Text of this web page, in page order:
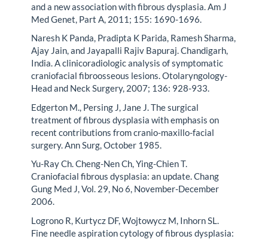
and a new association with fibrous dysplasia. Am J
Med Genet, Part A, 2011; 155: 1690-1696.
Naresh K Panda, Pradipta K Parida, Ramesh Sharma,
Ajay Jain, and Jayapalli Rajiv Bapuraj. Chandigarh,
India. A clinicoradiologic analysis of symptomatic
craniofacial fibroosseous lesions. Otolaryngology-
Head and Neck Surgery, 2007; 136: 928-933.
Edgerton M., Persing J, Jane J. The surgical
treatment of fibrous dysplasia with emphasis on
recent contributions from cranio-maxillo-facial
surgery. Ann Surg, October 1985.
Yu-Ray Ch. Cheng-Nen Ch, Ying-Chien T.
Craniofacial fibrous dysplasia: an update. Chang
Gung Med J, Vol. 29, No 6, November-December
2006.
Logrono R, Kurtycz DF, Wojtowycz M, Inhorn SL.
Fine needle aspiration cytology of fibrous dysplasia: